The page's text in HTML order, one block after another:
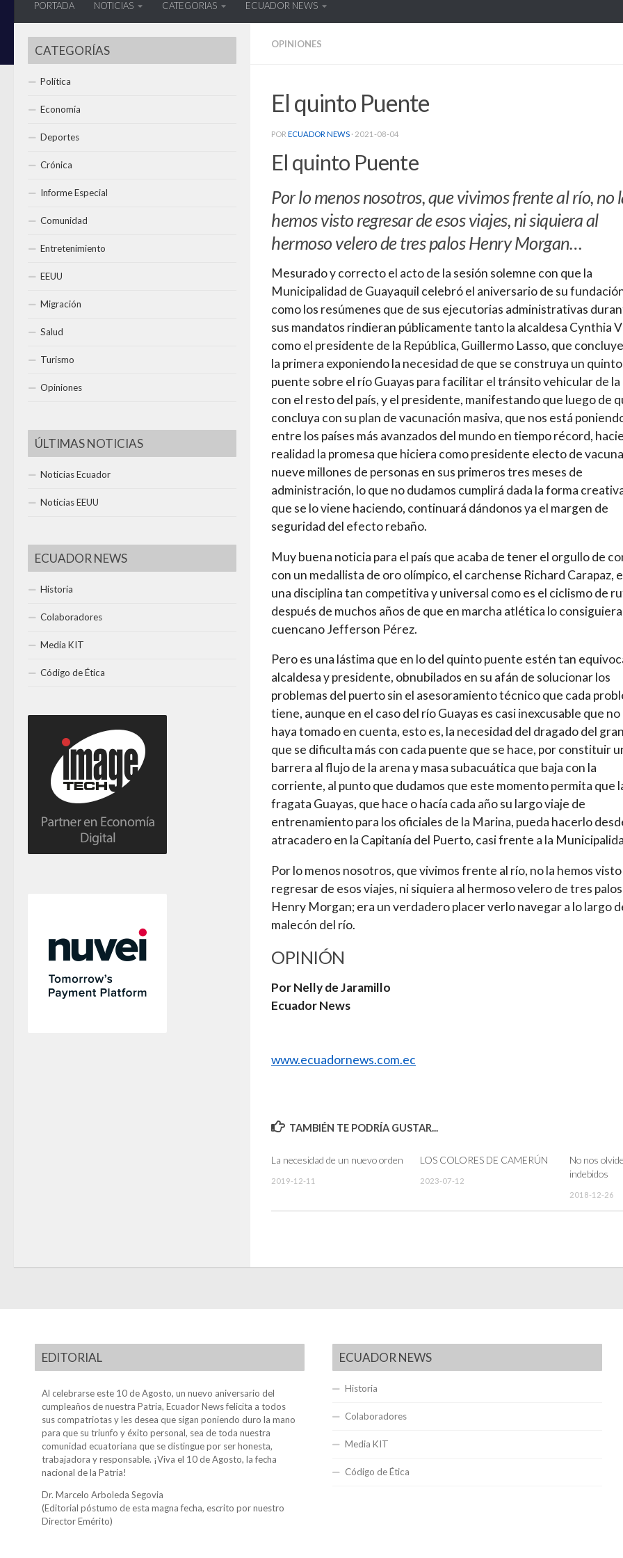
PORTADA NOTICIAS CATEGORIAS ECUADOR NEWS
OPINIONES
El quinto Puente
POR ECUADOR NEWS · 2021-08-04
El quinto Puente
Por lo menos nosotros, que vivimos frente al río, no
hemos visto regresar de esos viajes, ni siquiera al
hermoso velero de tres palos Henry Morgan…
Mesurado y correcto el acto de la sesión solemne con que la
Municipalidad de Guayaquil celebró el aniversario de su
como los resúmenes que de sus ejecutorias administrativas
sus mandatos rindieran públicamente tanto la alcaldesa Cynthia
como el presidente de la República, Guillermo Lasso, que
la primera exponiendo la necesidad de que se construya un quinto
puente sobre el río Guayas para facilitar el tránsito vehicular de la
con el resto del país, y el presidente, manifestando que luego de
concluya con su plan de vacunación masiva, que nos está
entre los países más avanzados del mundo en tiempo récord,
realidad la promesa que hiciera como presidente electo de
nueve millones de personas en sus primeros tres meses de
administración, lo que no dudamos cumplirá dada la forma
que se lo viene haciendo, continuará dándonos ya el margen de
seguridad del efecto rebaño.
Muy buena noticia para el país que acaba de tener el orgullo de
con un medallista de oro olímpico, el carchense Richard Carapaz,
una disciplina tan competitiva y universal como es el ciclismo de
después de muchos años de que en marcha atlética lo
cuencano Jefferson Pérez.
Pero es una lástima que en lo del quinto puente estén tan
alcaldesa y presidente, obnubilados en su afán de solucionar los
problemas del puerto sin el asesoramiento técnico que cada
tiene, aunque en el caso del río Guayas es casi inexcusable que no
haya tomado en cuenta, esto es, la necesidad del dragado del
que se dificulta más con cada puente que se hace, por constituir
barrera al flujo de la arena y masa subacuática que baja con la
corriente, al punto que dudamos que este momento permita que
fragata Guayas, que hace o hacía cada año su largo viaje de
entrenamiento para los oficiales de la Marina, pueda hacerlo
atracadero en la Capitanía del Puerto, casi frente a la
Por lo menos nosotros, que vivimos frente al río, no la hemos visto
regresar de esos viajes, ni siquiera al hermoso velero de tres palos
Henry Morgan; era un verdadero placer verlo navegar a lo largo
malecón del río.
OPINIÓN
Por Nelly de Jaramillo
Ecuador News
www.ecuadornews.com.ec
TAMBIÉN TE PODRÍA GUSTAR...
La necesidad de un nuevo orden
2019-12-11
LOS COLORES DE CAMERÚN
2023-07-12
No nos
indebidos
2018-12-26
CATEGORÍAS
Política
Economía
Deportes
Crónica
Informe Especial
Comunidad
Entretenimiento
EEUU
Migración
Salud
Turismo
Opiniones
ÚLTIMAS NOTICIAS
Noticias Ecuador
Noticias EEUU
ECUADOR NEWS
Historia
Colaboradores
Media KIT
Código de Ética
EDITORIAL
Al celebrarse este 10 de Agosto, un nuevo aniversario del
cumpleaños de nuestra Patria, Ecuador News felicita a todos
sus compatriotas y les desea que sigan poniendo duro la mano
para que su triunfo y éxito personal, sea de toda nuestra
comunidad ecuatoriana que se distingue por ser honesta,
trabajadora y responsable. ¡Viva el 10 de Agosto, la fecha
nacional de la Patria!
Dr. Marcelo Arboleda Segovia
(Editorial póstumo de esta magna fecha, escrito por nuestro
Director Emérito)
ECUADOR NEWS
Historia
Colaboradores
Media KIT
Código de Ética